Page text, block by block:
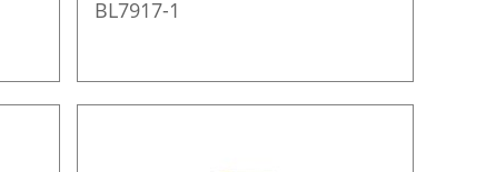
BL7917-1